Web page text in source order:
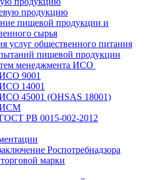
продукцию
пищевой продукции и
сырья
услуг общественного питания
пищевой продукции
менеджмента ИСО
9001
14001
45001 (OHSAS 18001)
ИСМ
РВ 0015-002-2012
Роспотребнадзора
марки